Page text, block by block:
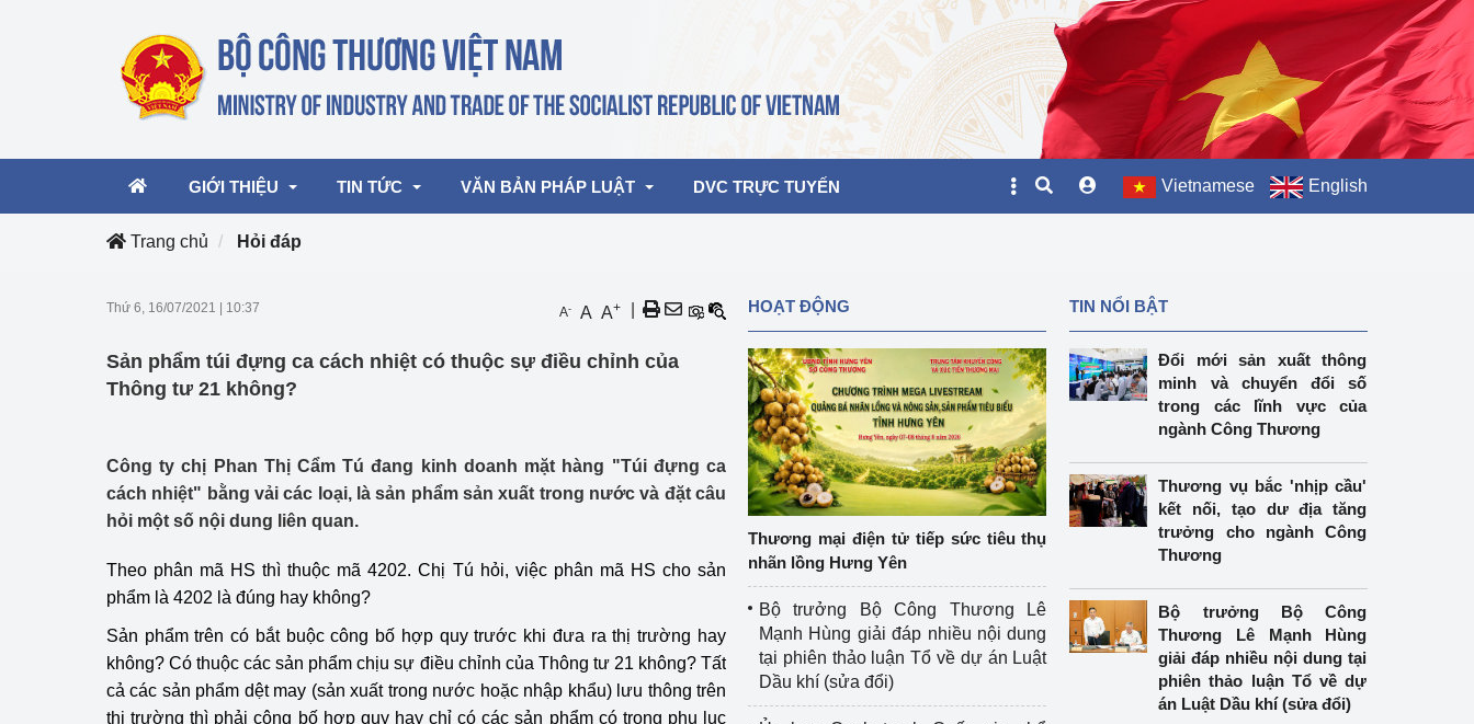
GIỚI THIỆU
Cơ cấu tổ chức
TIN TỨC
Hoạt động của Lãnh đạo Bộ
mại, Dịch vụ Việt Nam 2026
Hoạt động của Bộ trưởng
Công Thương - Công luận
Họp báo
Lịch sử phát triển
Bản tin Thị trường Nông Lâm Thủy sản
Phát triển nguồn nhân lực
VĂN BẢN PHÁP LUẬT DVC TRỰC TUYẾN Vietnamese English
Trang chủ Hỏi đáp
Thứ 6, 16/07/2021 10:37 A- A A+
Sản phẩm túi đựng ca cách nhiệt có thuộc sự điều chỉnh của
Thông tư 21 không?
Công ty chị Phan Thị Cẩm Tú đang kinh doanh mặt hàng "Túi đựng ca
cách nhiệt" bằng vải các loại, là sản phẩm sản xuất trong nước và đặt câu
hỏi một số nội dung liên quan.
Theo phân mã HS thì thuộc mã 4202. Chị Tú hỏi, việc phân mã HS cho sản
phẩm là 4202 là đúng hay không?
Sản phẩm trên có bắt buộc công bố hợp quy trước khi đưa ra thị trường hay
không? Có thuộc các sản phẩm chịu sự điều chỉnh của Thông tư 21 không? Tất
cả các sản phẩm dệt may (sản xuất trong nước hoặc nhập khẩu) lưu thông trên
thị trường thì phải công bố hợp quy hay chỉ có các sản phẩm có trong phụ lục
HOẠT ĐỘNG
Thương mại điện tử tiếp sức tiêu thụ
nhãn lồng Hưng Yên
Bộ trưởng Bộ Công Thương Lê
Mạnh Hùng giải đáp nhiều nội dung
tại phiên thảo luận Tổ về dự án Luật
Dầu khí (sửa đổi)
TIN NỔI BẬT
Đổi mới sản xuất thông
minh và chuyển đổi số
trong các lĩnh vực của
ngành Công Thương
Thương vụ bắc 'nhịp cầu'
kết nối, tạo dư địa tăng
trưởng cho ngành Công
Thương
Bộ trưởng Bộ Công
Thương Lê Mạnh Hùng
giải đáp nhiều nội dung tại
phiên thảo luận Tổ về dự
án Luật Dầu khí (sửa đổi)